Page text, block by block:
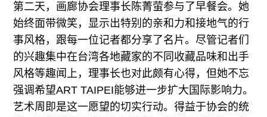
第二天，画廊协会理事长陈菁萤参与了早餐会。她
始终面带微笑，显示出特别的亲和力和接地气的行
事风格，跟每一位记者都分享了名片。尽管记者们
的兴趣集中在台湾各地藏家的不同收藏品味和出手
风格等趣闻上，理事长也对此颇有心得，但她不忘
强调希望ART TAIPEI能够进一步扩大国际影响力。
艺术周即是这一愿望的切实行动。得益于协会的统